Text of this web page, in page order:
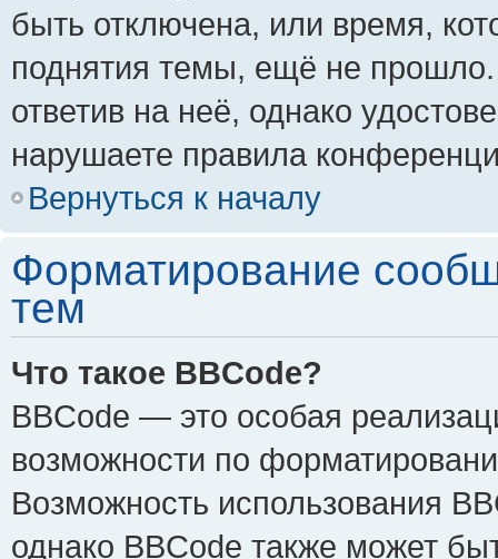
быть отключена, или время,
поднятия темы, ещё не
ответив на неё, однако
нарушаете правила
Вернуться к началу
Форматирование
тем
Что такое BBCode?
BBCode — это особая
возможности по
Возможность использования
однако BBCode также может